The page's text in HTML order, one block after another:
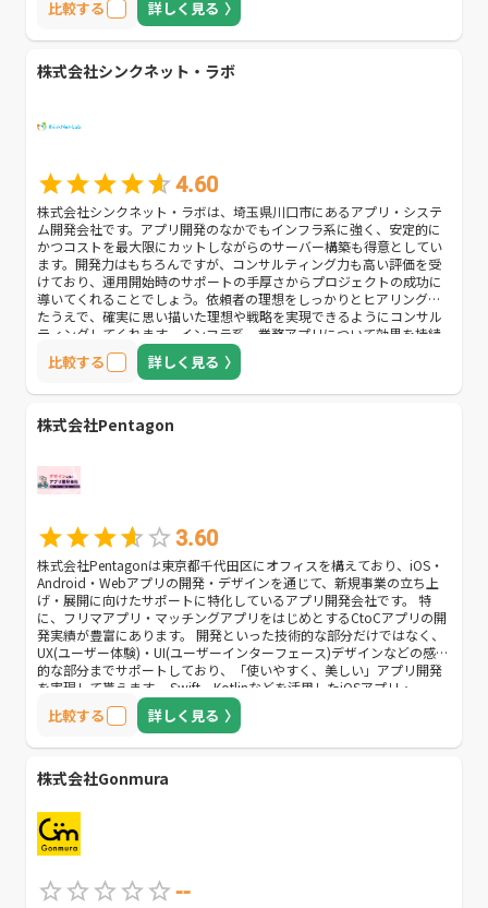
比較する 詳しく見る
株式会社シンクネット・ラボ
4.60
株式会社シンクネット・ラボは、埼玉県川口市にあるアプリ・システ
ム開発会社です。アプリ開発のなかでもインフラ系に強く、安定的に
かつコストを最大限にカットしながらのサーバー構築も得意としてい
ます。開発力はもちろんですが、コンサルティング力も高い評価を受
けており、運用開始時のサポートの手厚さからプロジェクトの成功に
導いてくれることでしょう。依頼者の理想をしっかりとヒアリングし
たうえで、確実に思い描いた理想や戦略を実現できるようにコンサル
ティングしてくれます。インフラ系、業務アプリについて効果を持続
させながらも失敗したくない、かつ安価に抑えたいという方におすす
めです。
比較する 詳しく見る
株式会社Pentagon
3.60
株式会社Pentagonは東京都千代田区にオフィスを構えており、iOS・
Android・Webアプリの開発・デザインを通じて、新規事業の立ち上
げ・展開に向けたサポートに特化しているアプリ開発会社です。 特
に、フリマアプリ・マッチングアプリをはじめとするCtoCアプリの開
発実績が豊富にあります。 開発といった技術的な部分だけではなく、
UX(ユーザー体験)・UI(ユーザーインターフェース)デザインなどの感覚
的な部分までサポートしており、「使いやすく、美しい」アプリ開発
を実現して貰えます。 Swift、Kotlinなどを活用したiOSアプリ・
Androidアプリ開発はもちろん、React NativeやFlutterなどを駆使した
ハイブリッド開発も対応しています。加えて、Ruby on Railsを用い
て、アプリを運用することに必要な管理画面の作成、及びデザインに
ラウドサービスを利用した開発も行っていますので、開発のお仕事を
ご依頼する会社様の多様なニーズに対応して貰えます。 様々なプログ
ラミング言語を用いた開発力、使いやすくて美しい構造・レイアウト
などを実現できるデザイン力を兼備しているアプリ開発会社を探して
いる会社様におすすめです。
比較する 詳しく見る
株式会社Gonmura
--